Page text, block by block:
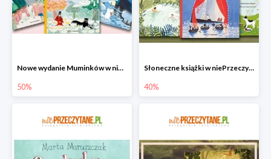
Nowe wydanie Muminków w niePrzeczytane.pl do -50%
50%
Słoneczne książki w niePrzeczytane.pl do -40%
40%